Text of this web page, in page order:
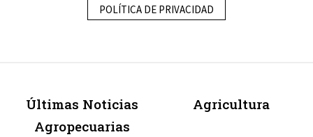
POLÍTICA DE PRIVACIDAD
Últimas Noticias
Agropecuarias
Agricultura